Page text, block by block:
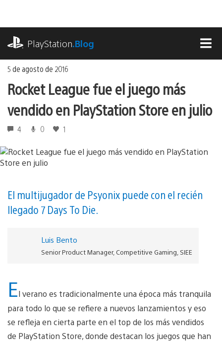
contenido
PlayStation.Blog
5 de agosto de 2016
Rocket League fue el juego más
vendido en PlayStation Store en julio
4 0 1
El multijugador de Psyonix puede con el recién
llegado 7 Days To Die.
Luis Bento
Senior Product Manager, Competitive Gaming, SIEE
El verano es tradicionalmente una época más tranquila
para todo lo que se refiere a nuevos lanzamientos y eso
se refleja en cierta parte en el top de los más vendidos
de PlayStation Store, donde destacan los juegos que han